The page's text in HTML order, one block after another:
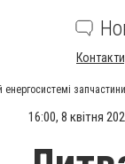
16:00, 8 квітня